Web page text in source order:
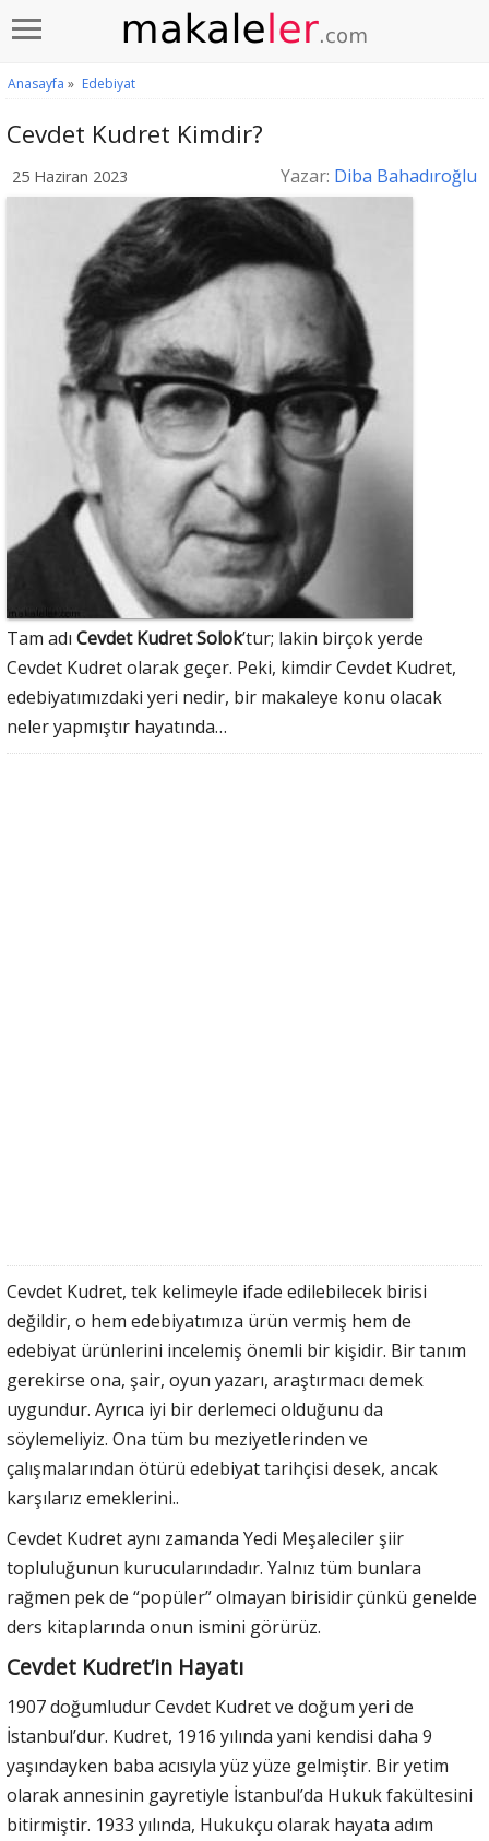
Anasayfa » Edebiyat
Cevdet Kudret Kimdir?
25 Haziran 2023 Yazar: Diba Bahadıroğlu
Tam adı Cevdet Kudret Solok’tur; lakin birçok yerde
Cevdet Kudret olarak geçer. Peki, kimdir Cevdet Kudret,
edebiyatımızdaki yeri nedir, bir makaleye konu olacak
neler yapmıştır hayatında…
Cevdet Kudret, tek kelimeyle ifade edilebilecek birisi
değildir, o hem edebiyatımıza ürün vermiş hem de
edebiyat ürünlerini incelemiş önemli bir kişidir. Bir tanım
gerekirse ona, şair, oyun yazarı, araştırmacı demek
uygundur. Ayrıca iyi bir derlemeci olduğunu da
söylemeliyiz. Ona tüm bu meziyetlerinden ve
çalışmalarından ötürü edebiyat tarihçisi desek, ancak
karşılarız emeklerini..
Cevdet Kudret aynı zamanda Yedi Meşaleciler şiir
topluluğunun kurucularındadır. Yalnız tüm bunlara
rağmen pek de “popüler” olmayan birisidir çünkü genelde
ders kitaplarında onun ismini görürüz.
Cevdet Kudret’in Hayatı
1907 doğumludur Cevdet Kudret ve doğum yeri de
İstanbul’dur. Kudret, 1916 yılında yani kendisi daha 9
yaşındayken baba acısıyla yüz yüze gelmiştir. Bir yetim
olarak annesinin gayretiyle İstanbul’da Hukuk fakültesini
bitirmiştir. 1933 yılında, Hukukçu olarak hayata adım